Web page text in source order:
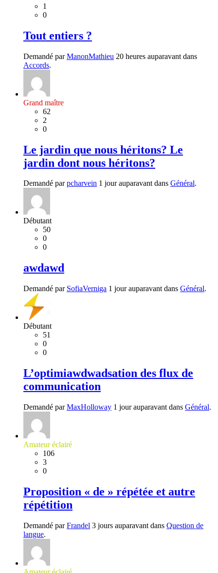
1
0
Tout entiers ?
Demandé parManonMathieu 20 heures auparavant dans
Accords.
Grand maître
62
2
0
Le jardin que nous héritons? Le
jardin dont nous héritons?
Demandé parpcharvein 1 jour auparavant dans Général.
Débutant
50
0
0
awdawd
Demandé par SofiaVerniga 1 jour auparavant dans Général.
Débutant
51
0
0
L’optimiawdwadsation des flux de
communication
Demandé parMaxHolloway 1 jour auparavant dans Général.
Amateur éclairé
106
3
0
Proposition « de » répétée et autre
répétition
Demandé parFrandel 3 jours auparavant dans Question de
langue.